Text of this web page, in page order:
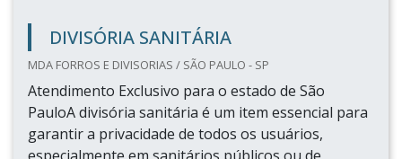
DIVISÓRIA SANITÁRIA
MDA FORROS E DIVISORIAS / SÃO PAULO - SP
Atendimento Exclusivo para o estado de São
PauloA divisória sanitária é um item essencial para
garantir a privacidade de todos os usuários,